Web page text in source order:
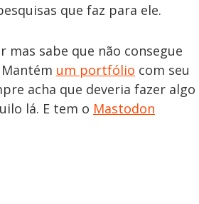
que faz para ele.
mas sabe que não consegue
um portfólio com seu
acha que deveria fazer algo
lá. E tem o Mastodon